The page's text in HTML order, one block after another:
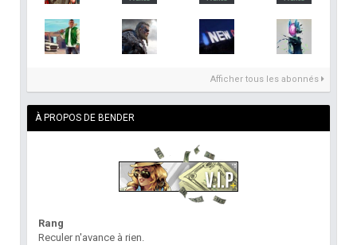
Afficher tous les abonnés
À PROPOS DE BENDER
Rang
Reculer n'avance à rien.